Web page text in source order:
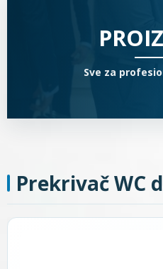
Sve za
Prekrivač WC